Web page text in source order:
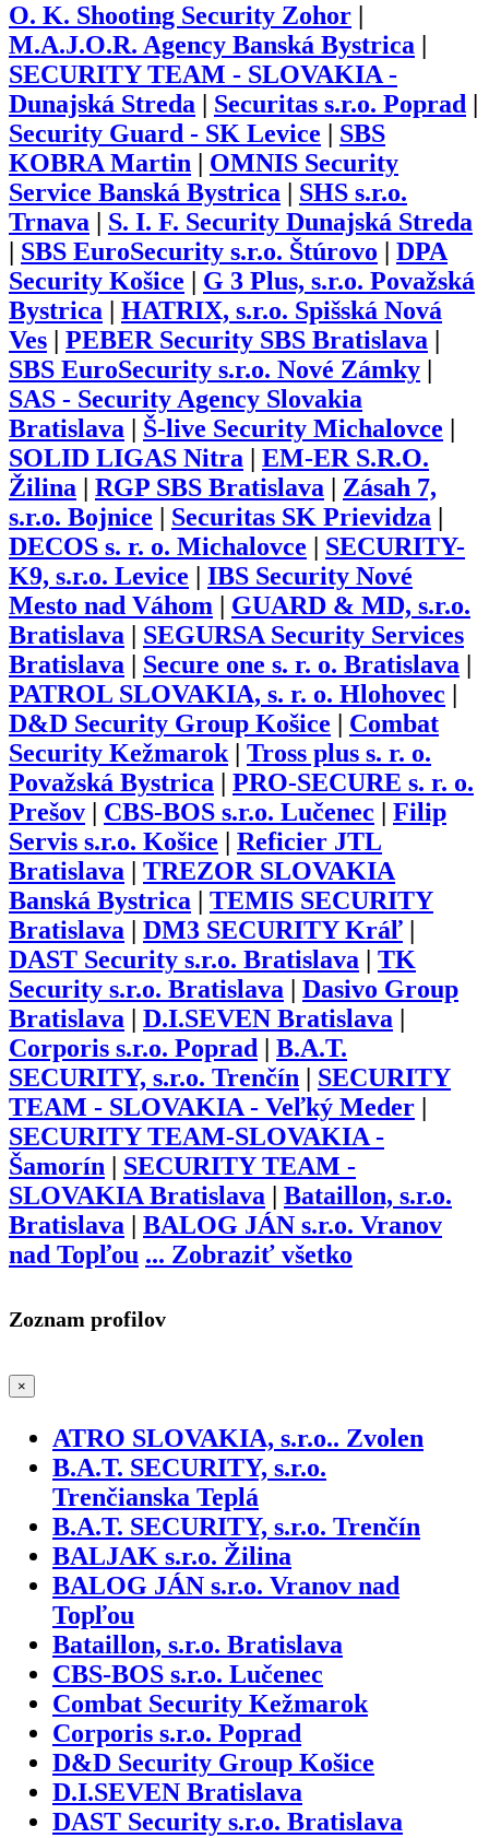
O. K. Shooting Security Zohor
M.A.J.O.R. Agency Banská Bystrica
SECURITY TEAM - SLOVAKIA -
Dunajská Streda
Securitas s.r.o. Poprad
Security Guard - SK Levice
SBS
KOBRA Martin
OMNIS Security
Service Banská Bystrica
SHS s.r.o.
Trnava
S. I. F. Security Dunajská Streda
SBS EuroSecurity s.r.o. Štúrovo
DPA
Security Košice
G 3 Plus, s.r.o. Považská
Bystrica
HATRIX, s.r.o. Spišská Nová
Ves
PEBER Security SBS Bratislava
SBS EuroSecurity s.r.o. Nové Zámky
SAS - Security Agency Slovakia
Bratislava
Š-live Security Michalovce
SOLID LIGAS Nitra
EM-ER S.R.O.
Žilina
RGP SBS Bratislava
Zásah 7,
s.r.o. Bojnice
Securitas SK Prievidza
DECOS s. r. o. Michalovce
SECURITY-
K9, s.r.o. Levice
IBS Security Nové
Mesto nad Váhom
GUARD & MD, s.r.o.
Bratislava
SEGURSA Security Services
Bratislava
Secure one s. r. o. Bratislava
PATROL SLOVAKIA, s. r. o. Hlohovec
D&D Security Group Košice
Combat
Security Kežmarok| Tross plus s. r. o.
Považská Bystrica
PRO-SECURE s. r. o.
Prešov
CBS-BOS s.r.o. Lučenec
Filip
Servis s.r.o. Košice
Reficier JTL
Bratislava
TREZOR SLOVAKIA
Banská Bystrica
TEMIS SECURITY
Bratislava
DM3 SECURITY Kráľ
DAST Security s.r.o. Bratislava
TK
Security s.r.o. Bratislava
Dasivo Group
Bratislava
D.I.SEVEN Bratislava
Corporis s.r.o. Poprad
B.A.T.
SECURITY, s.r.o. Trenčín
SECURITY
TEAM - SLOVAKIA - Veľký Meder
SECURITY TEAM-SLOVAKIA -
Šamorín
SECURITY TEAM -
SLOVAKIA Bratislava
Bataillon, s.r.o.
Bratislava
BALOG JÁN s.r.o. Vranov
nad Topľou ... Zobraziť všetko
Zoznam profilov
×
ATRO SLOVAKIA, s.r.o.. Zvolen
B.A.T. SECURITY, s.r.o.
Trenčianska Teplá
B.A.T. SECURITY, s.r.o. Trenčín
BALJAK s.r.o. Žilina
BALOG JÁN s.r.o. Vranov nad
Topľou
Bataillon, s.r.o. Bratislava
CBS-BOS s.r.o. Lučenec
Combat Security Kežmarok
Corporis s.r.o. Poprad
D&D Security Group Košice
D.I.SEVEN Bratislava
DAST Security s.r.o. Bratislava